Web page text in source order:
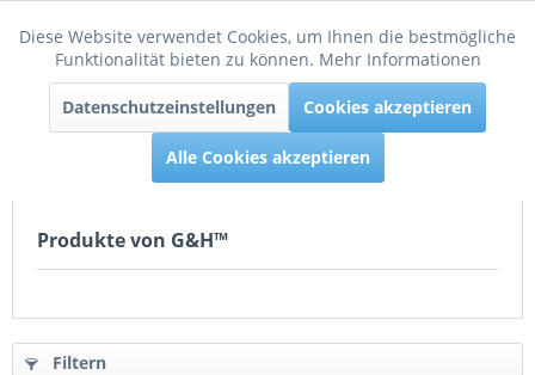
Menü
Produkte von G&H™
Filtern
Funktionale Aktiv
Tracking Inaktiv
Diese Website verwendet Cookies, um Ihnen die bestmögliche
Funktionalität bieten zu können. Mehr Informationen
Datenschutzeinstellungen Cookies akzeptieren
Alle Cookies akzeptieren